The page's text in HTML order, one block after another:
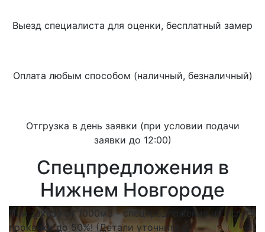
Выезд специалиста для оценки, бесплатный замер
Оплата любым способом (наличный, безналичный)
Отгрузка в день заявки (при условии подачи
заявки до 12:00)
Спецпредложения в
Нижнем Новгороде
При заказе от 1000м3 - спецпредложение на услугу
прокачки до 50%! (Детали уточните с